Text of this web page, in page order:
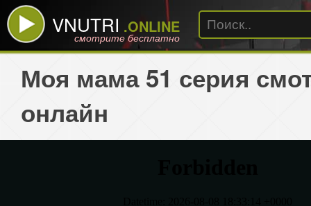
VNUTRI .ONLINE
смотрите бесплатно
Моя мама 51 серия
онлайн